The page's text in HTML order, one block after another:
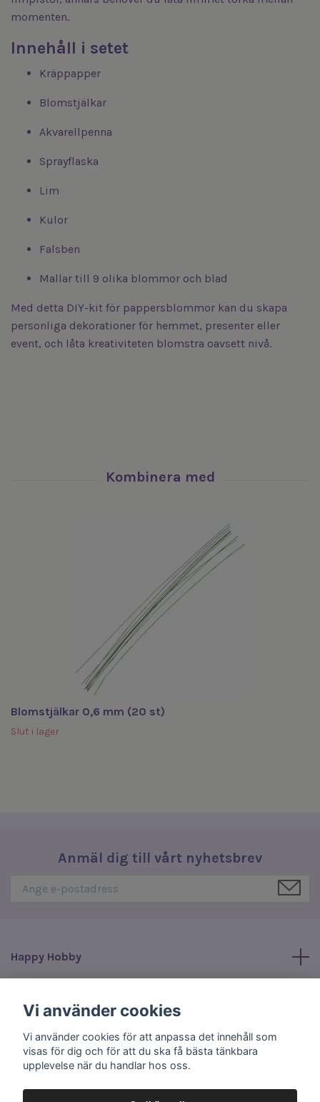
momenten.
Innehåll i setet
Kräppapper
Blomstjälkar
Akvarellpenna
Sprayflaska
Lim
Kulor
Falsben
Mallar till 9 olika blommor och blad
Med detta DIY-kit för pappersblommor kan du skapa
personliga dekorationer för hemmet, presenter eller
event, och låta kreativiteten blomstra oavsett nivå.
Blomstjälkar 0,6 mm (20 st)
Slut i lager
Anmäl dig till vårt nyhetsbrev
Happy Hobby
Sociala medier
Vi använder cookies
Vi använder cookies för att anpassa det innehåll som
visas för dig och för att du ska få bästa tänkbara
upplevelse när du handlar hos oss.